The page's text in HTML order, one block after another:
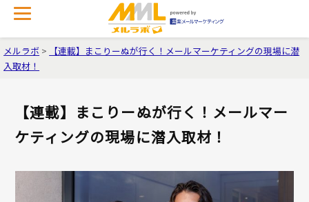
メルラボ >
【連載】まこりーぬが行く！メールマーケティングの現場に潜
入取材！
【連載】まこりーぬが行く！メールマー
ケティングの現場に潜入取材！